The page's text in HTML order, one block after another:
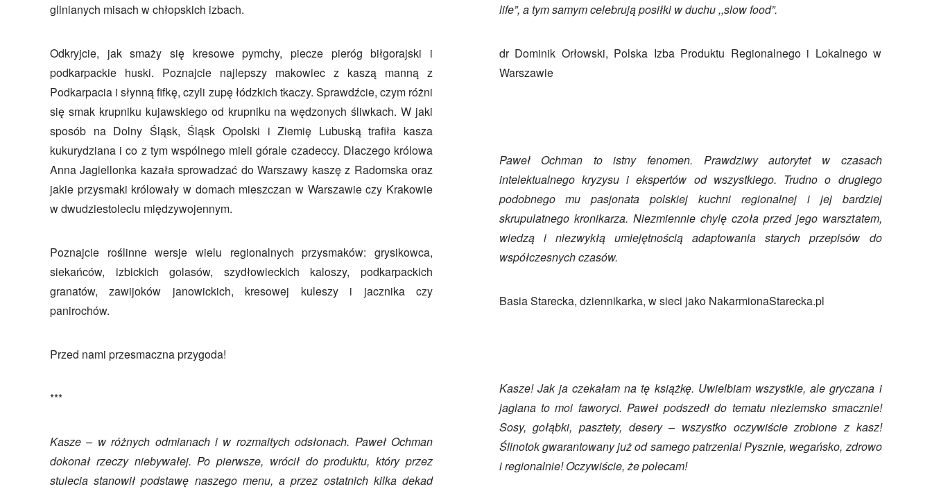
glinianych misach w chłopskich izbach.
Odkryjcie, jak smaży się kresowe pymchy, piecze pieróg biłgorajski i
podkarpackie huski. Poznajcie najlepszy makowiec z kaszą manną z
Podkarpacia i słynną fifkę, czyli zupę łódzkich tkaczy. Sprawdźcie, czym różni
się smak krupniku kujawskiego od krupniku na wędzonych śliwkach. W jaki
sposób na Dolny Śląsk, Śląsk Opolski i Ziemię Lubuską trafiła kasza
kukurydziana i co z tym wspólnego mieli górale czadeccy. Dlaczego królowa
Anna Jagiellonka kazała sprowadzać do Warszawy kaszę z Radomska oraz
jakie przysmaki królowały w domach mieszczan w Warszawie czy Krakowie
w dwudziestoleciu międzywojennym.
Poznajcie roślinne wersje wielu regionalnych przysmaków: grysikowca,
siekańców, izbickich golasów, szydłowieckich kaloszy, podkarpackich
granatów, zawijoków janowickich, kresowej kuleszy i jacznika czy
panirochów.
Przed nami przesmaczna przygoda!
***
Kasze – w różnych odmianach i w rozmaitych odsłonach. Paweł Ochman
dokonał rzeczy niebywałej. Po pierwsze, wrócił do produktu, który przez
stulecia stanowił podstawę naszego menu, a przez ostatnich kilka dekad
life”, a tym samym celebrują posiłki w duchu ,,slow food”.
dr Dominik Orłowski, Polska Izba Produktu Regionalnego i Lokalnego w
Warszawie
Paweł Ochman to istny fenomen. Prawdziwy autorytet w czasach
intelektualnego kryzysu i ekspertów od wszystkiego. Trudno o drugiego
podobnego mu pasjonata polskiej kuchni regionalnej i jej bardziej
skrupulatnego kronikarza. Niezmiennie chylę czoła przed jego warsztatem,
wiedzą i niezwykłą umiejętnością adaptowania starych przepisów do
współczesnych czasów.
Basia Starecka, dziennikarka, w sieci jako NakarmionaStarecka.pl
Kasze! Jak ja czekałam na tę książkę. Uwielbiam wszystkie, ale gryczana i
jaglana to moi faworyci. Paweł podszedł do tematu nieziemsko smacznie!
Sosy, gołąbki, pasztety, desery – wszystko oczywiście zrobione z kasz!
Ślinotok gwarantowany już od samego patrzenia! Pysznie, wegańsko, zdrowo
i regionalnie! Oczywiście, że polecam!